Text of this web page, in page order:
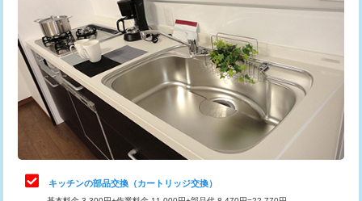
給水管工事※（バンド止め) 3,300円
給水管工事※（支持金具設置) 5,500円
給水管工事※（保温材使用（バンド止
め込み）)
5,500円
給水管工事※（土の掘削・埋め戻し作
11,000円
給水管工事※（塩ビ管（VP・HI）使
用/3ｍまで)
追加トーラー機使用/3m超え +3,300円
カメラ調査 33,000円
桝清掃 8,800円
止水・漏水調査・防水処理・清掃・修
理・調整・分解・加工など（軽作業）
11,000円
止水・漏水調査・防水処理・清掃・修
理・調整・分解・加工など（中作業）
22,000円
キッチンの部品交換（カートリッジ交換）